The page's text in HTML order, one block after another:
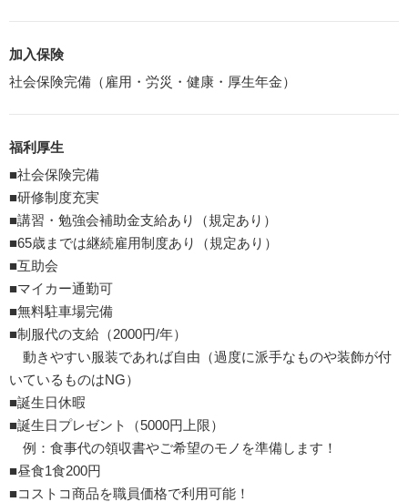
加入保険
社会保険完備（雇用・労災・健康・厚生年金）
福利厚生
■社会保険完備
■研修制度充実
■講習・勉強会補助金支給あり（規定あり）
■65歳までは継続雇用制度あり（規定あり）
■互助会
■マイカー通勤可
■無料駐車場完備
■制服代の支給（2000円/年）
動きやすい服装であれば自由（過度に派手なものや装飾が付
いているものはNG）
■誕生日休暇
■誕生日プレゼント（5000円上限）
例：食事代の領収書やご希望のモノを準備します！
■昼食1食200円
■コストコ商品を職員価格で利用可能！